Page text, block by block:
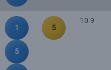
1
5
5
10.9